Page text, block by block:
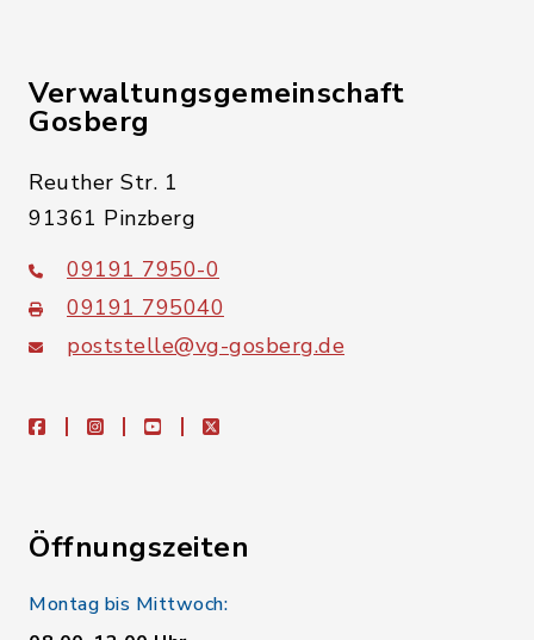
Verwaltungsgemeinschaft
Gosberg
Reuther Str. 1
91361 Pinzberg
09191 7950-0
09191 795040
poststelle@vg-gosberg.de
facebookinstagramyoutubeX
Öffnungszeiten
Montag bis Mittwoch: